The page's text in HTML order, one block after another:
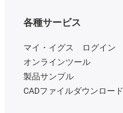
各種サービス
マイ・イグス ログイン
オンラインツール
製品サンプル
CADファイルダウンロード